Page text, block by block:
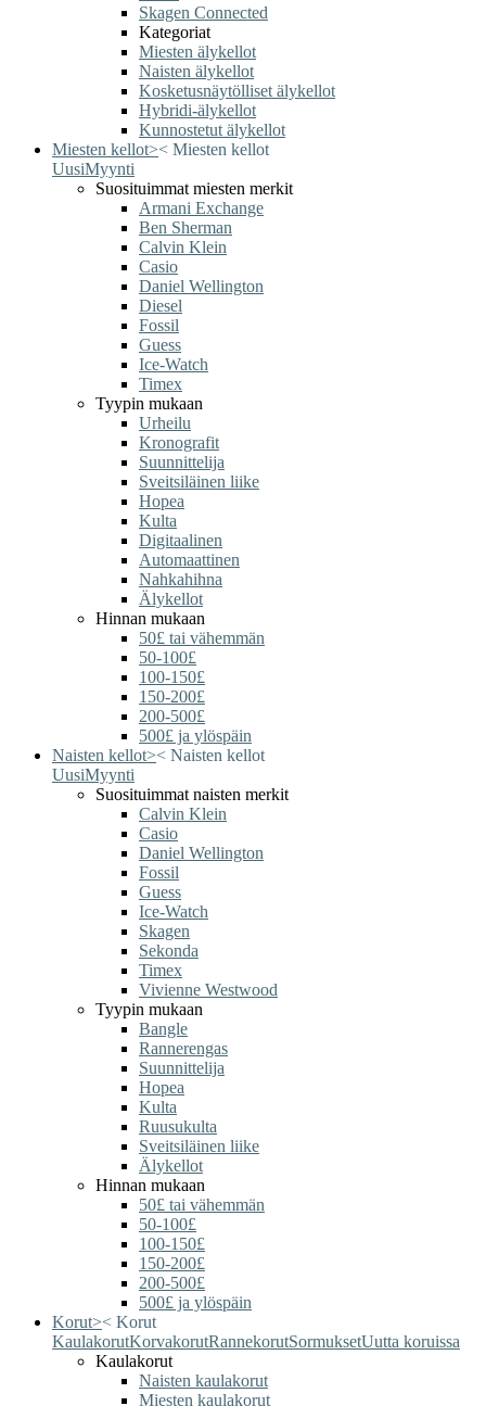
Skagen Connected
Kategoriat
Miesten älykellot
Naisten älykellot
Kosketusnäytölliset älykellot
Hybridi-älykellot
Kunnostetut älykellot
Miesten kellot>< Miesten kellot
UusiMyynti
Suosituimmat miesten merkit
Armani Exchange
Ben Sherman
Calvin Klein
Casio
Daniel Wellington
Diesel
Fossil
Guess
Ice-Watch
Timex
Tyypin mukaan
Urheilu
Kronografit
Suunnittelija
Sveitsiläinen liike
Hopea
Kulta
Digitaalinen
Automaattinen
Nahkahihna
Älykellot
Hinnan mukaan
50£ tai vähemmän
50-100£
100-150£
150-200£
200-500£
500£ ja ylöspäin
Naisten kellot>< Naisten kellot
UusiMyynti
Suosituimmat naisten merkit
Calvin Klein
Casio
Daniel Wellington
Fossil
Guess
Ice-Watch
Skagen
Sekonda
Timex
Vivienne Westwood
Tyypin mukaan
Bangle
Rannerengas
Suunnittelija
Hopea
Kulta
Ruusukulta
Sveitsiläinen liike
Älykellot
Hinnan mukaan
50£ tai vähemmän
50-100£
100-150£
150-200£
200-500£
500£ ja ylöspäin
Korut>< Korut
KaulakorutKorvakorutRannekorutSormuksetUutta koruissa
Kaulakorut
Naisten kaulakorut
Miesten kaulakorut